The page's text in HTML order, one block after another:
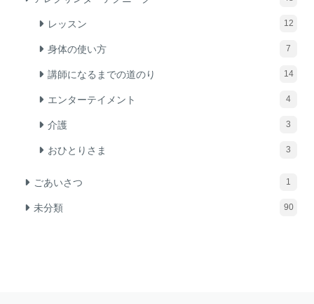
レッスン 12
身体の使い方 7
講師になるまでの道のり 14
エンターテイメント 4
介護 3
おひとりさま 3
ごあいさつ 1
未分類 90